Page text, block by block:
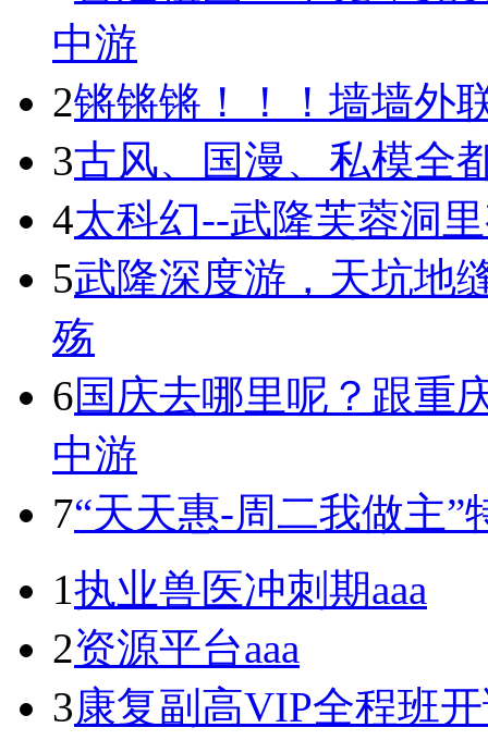
中游
2锵锵锵！！！墙墙
3古风、国漫、私模全
4太科幻--武隆芙蓉洞
5武隆深度游，天坑地
殇
6国庆去哪里呢？跟重
中游
7“天天惠-周二我做主”
1执业兽医冲刺期aaa
2资源平台aaa
3康复副高VIP全程班